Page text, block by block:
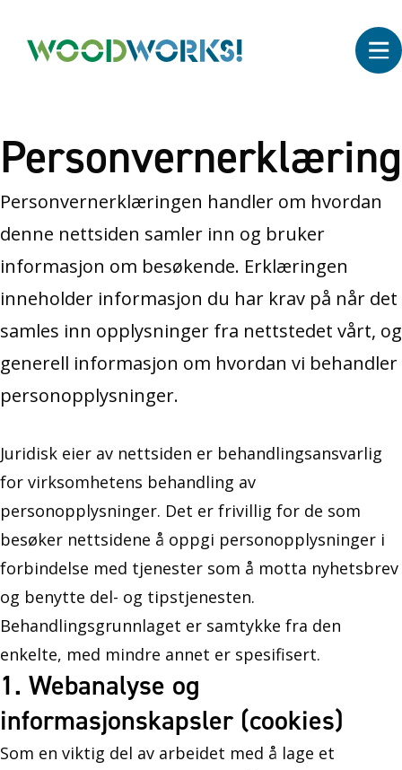
Personvernerklæring
Personvernerklæringen handler om hvordan
denne nettsiden samler inn og bruker
informasjon om besøkende. Erklæringen
inneholder informasjon du har krav på når det
samles inn opplysninger fra nettstedet vårt, og
generell informasjon om hvordan vi behandler
personopplysninger.
Juridisk eier av nettsiden er behandlingsansvarlig
for virksomhetens behandling av
personopplysninger. Det er frivillig for de som
besøker nettsidene å oppgi personopplysninger i
forbindelse med tjenester som å motta nyhetsbrev
og benytte del- og tipstjenesten.
Behandlingsgrunnlaget er samtykke fra den
enkelte, med mindre annet er spesifisert.
1. Webanalyse og
informasjonskapsler (cookies)
Som en viktig del av arbeidet med å lage et